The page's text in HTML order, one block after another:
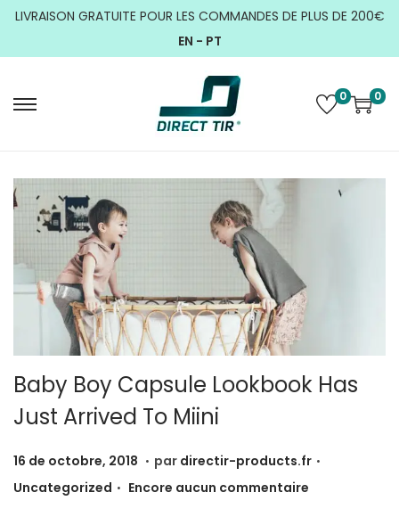
LIVRAISON GRATUITE POUR LES COMMANDES DE PLUS DE 200€
EN - PT
0 0
Baby Boy Capsule Lookbook Has
Just Arrived To Miini
P
u
16 de octobre, 2018 2
0
. par directir-products.fr .
Uncategorized . Encore aucun commentaire